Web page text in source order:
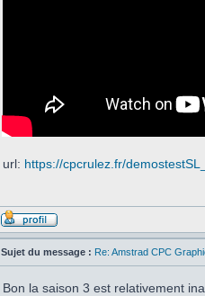
url: https://cpcrulez.fr/
Sujet du message : Re: Amstrad CPC
Bon la saison 3 est relativement